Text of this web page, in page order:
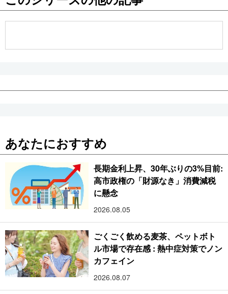
あなたにおすすめ
長期金利上昇、30年ぶりの3%目前:
高市政権の「財源なき」消費減税
に懸念
2026.08.05
ごくごく飲める麦茶、ペットボト
ル市場で存在感 : 熱中症対策でノン
カフェイン
2026.08.07